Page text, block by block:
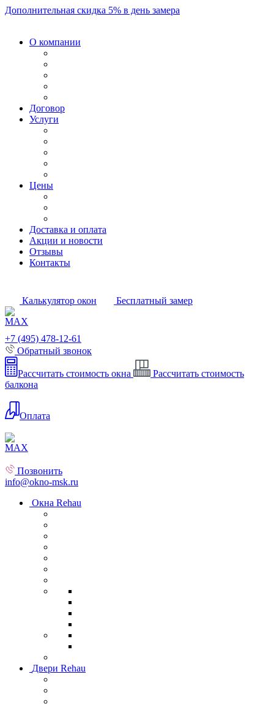
Дополнительная скидка 5% в день замера
О компании
Договор
Услуги
Цены
Доставка и оплата
Акции и новости
Отзывы
Контакты
Калькулятор окон Бесплатный замер
+7 (495) 478-12-61
Обратный звонок
Рассчитать стоимость окна
Рассчитать стоимость
балкона
Оплата
Позвонить
info@okno-msk.ru
Окна Rehau
Двери Rehau